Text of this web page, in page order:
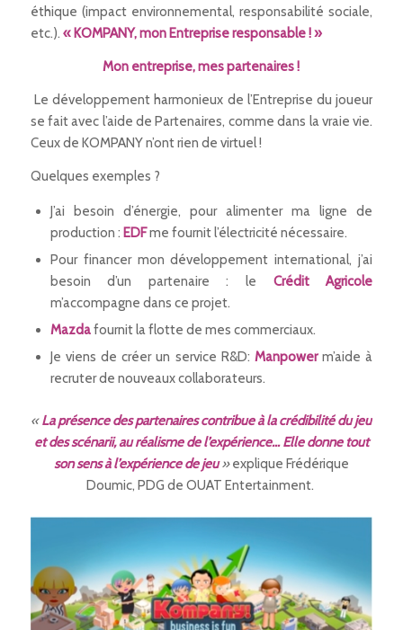
éthique (impact environnemental, responsabilité sociale,
etc.). « KOMPANY, mon Entreprise responsable ! »
Mon entreprise, mes partenaires !
Le développement harmonieux de l’Entreprise du joueur
se fait avec l’aide de Partenaires, comme dans la vraie vie.
Ceux de KOMPANY n’ont rien de virtuel !
Quelques exemples ?
J’ai besoin d’énergie, pour alimenter ma ligne de
production : EDFme fournit l’électricité nécessaire.
Pour financer mon développement international, j’ai
besoin d’un partenaire : le Crédit Agricole
m’accompagne dans ce projet.
Mazdafournit la flotte de mes commerciaux.
Je viens de créer un service R&D: Manpowerm’aide à
recruter de nouveaux collaborateurs.
«La présence des partenaires contribue à la crédibilité du jeu
et des scénarii, au réalisme de l’expérience… Elle donne tout
son sens à l’expérience de jeu»explique Frédérique
Doumic, PDG de OUAT Entertainment.